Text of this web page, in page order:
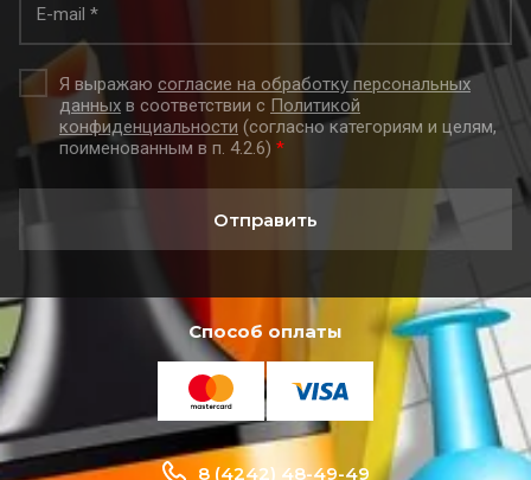
Я выражаю согласие на обработку персональных
данных в соответствии с Политикой
конфиденциальности (согласно категориям и целям,
поименованным в п. 4.2.6) *
Отправить
Способ оплаты
8 (4242) 48-49-49